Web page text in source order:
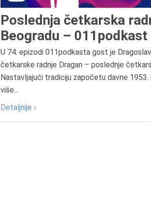
Poslednja četkarska
Beogradu – 011podkast
U 74. epizodi 011podkasta gost je
četkarske radnje Dragan – poslednje
Nastavljajući tradiciju započetu davne 1953.
više...
Detaljnije ›